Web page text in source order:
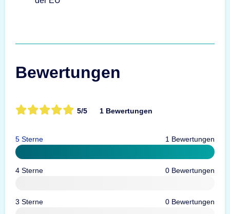
Bewertungen
5/5 1 Bewertungen
5 Sterne 1 Bewertungen
4 Sterne 0 Bewertungen
3 Sterne 0 Bewertungen